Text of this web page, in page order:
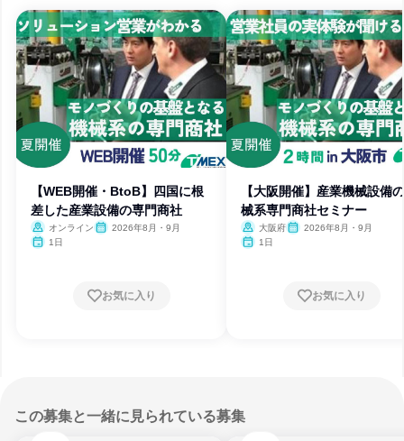
【WEB開催・BtoB】四国に根
差した産業設備の専門商社
オンライン
2026年8月・9月
1日
お気に入り
【大阪開催】産業機械設備
械系専門商社セミナー
大阪府
2026年8月・9月
1日
お気に入り
この募集と一緒に見られている募集